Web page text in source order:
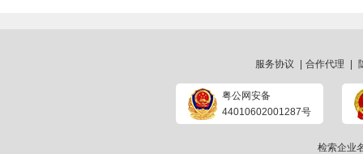
服务协议 合作代理
粤公网安备
44010602001287号
检索企业